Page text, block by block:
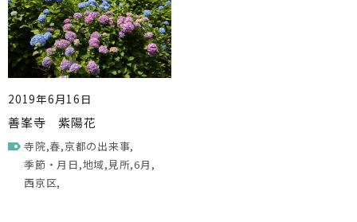
2019年6月16日
善峯寺 紫陽花
寺院 春 京都の出来事
季節・月日 地域 見所 6月
西京区